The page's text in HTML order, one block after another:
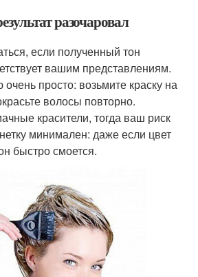
разочаровал
если полученный тон
вашим представлениям.
просто: возьмите краску на
волосы повторно.
красители, тогда ваш риск
минимален: даже если цвет
быстро смоется.